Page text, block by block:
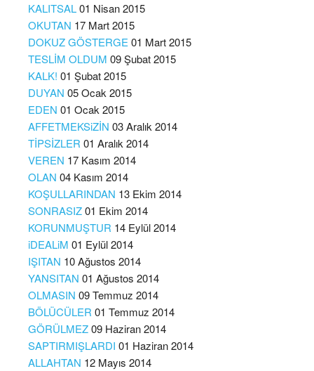
KALITSAL01 Nisan 2015
OKUTAN 17 Mart 2015
DOKUZ GÖSTERGE 01 Mart 2015
TESLİM OLDUM 09 Şubat 2015
KALK! 01 Şubat 2015
DUYAN 05 Ocak 2015
EDEN 01 Ocak 2015
AFFETMEKSiZİN 03 Aralık 2014
TİPSİZLER 01 Aralık 2014
VEREN 17 Kasım 2014
OLAN 04 Kasım 2014
KOŞULLARINDAN 13 Ekim 2014
SONRASIZ01 Ekim 2014
KORUNMUŞTUR 14 Eylül 2014
iDEALiM 01 Eylül 2014
IŞITAN 10 Ağustos 2014
YANSITAN 01 Ağustos 2014
OLMASIN 09 Temmuz 2014
BÖLÜCÜLER 01 Temmuz 2014
GÖRÜLMEZ09 Haziran 2014
SAPTIRMIŞLARDI 01 Haziran 2014
ALLAHTAN 12 Mayıs 2014